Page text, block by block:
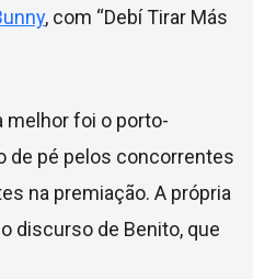
, com “Debí Tirar Más
melhor foi o porto-
de pé pelos concorrentes
na premiação. A própria
discurso de Benito, que